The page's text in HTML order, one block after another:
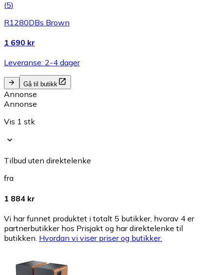
(5)
R1280DBs Brown
1 690 kr
Leveranse: 2-4 dager
Gå til butikk
Annonse
Annonse
Vis 1 stk
Tilbud uten direktelenke
fra
1 884 kr
Vi har funnet produktet i totalt 5 butikker, hvorav 4 er
partnerbutikker hos Prisjakt og har direktelenke til
butikken. Hvordan vi viser priser og butikker.